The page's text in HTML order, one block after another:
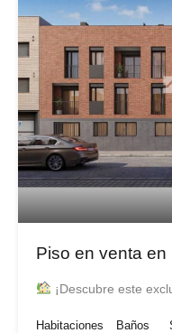
Piso en venta
¡Descubre este
Habitaciones
Baños